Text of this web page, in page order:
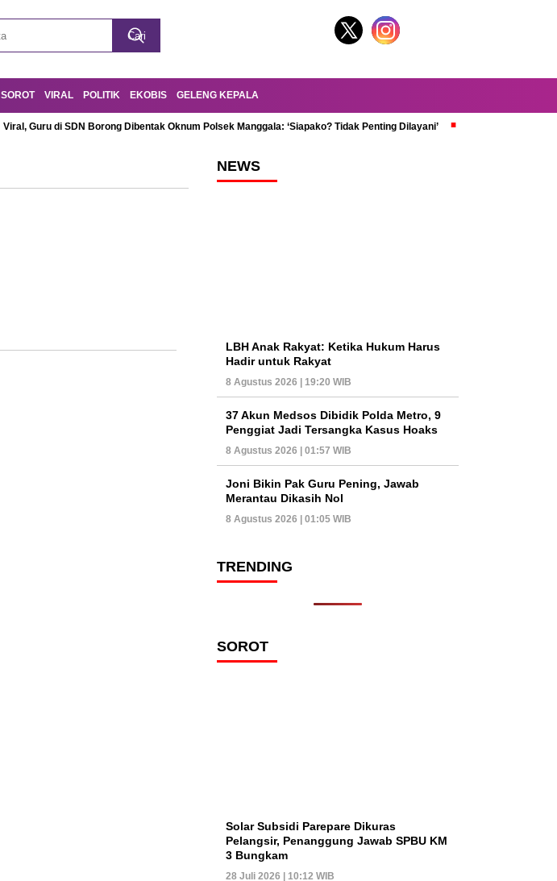
SOROT VIRAL POLITIK EKOBIS GELENG KEPALA
Viral, Guru di SDN Borong Dibentak Oknum Polsek Manggala: ‘Siapako? Tidak Penting Dilayani’
NEWS
LBH Anak Rakyat: Ketika Hukum Harus
Hadir untuk Rakyat
8 Agustus 2026 | 19:20 WIB
37 Akun Medsos Dibidik Polda Metro, 9
Penggiat Jadi Tersangka Kasus Hoaks
8 Agustus 2026 | 01:57 WIB
Joni Bikin Pak Guru Pening, Jawab
Merantau Dikasih Nol
8 Agustus 2026 | 01:05 WIB
TRENDING
SOROT
Solar Subsidi Parepare Dikuras
Pelangsir, Penanggung Jawab SPBU KM
3 Bungkam
28 Juli 2026 | 10:12 WIB